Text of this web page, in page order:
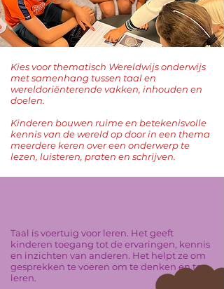
Kies voor thematisch Wereldwijs onderwijs
met samenhang tussen taal en
wereldoriënterende vakken, inhouden en
doelen.
Kinderen bouwen ruime en betekenisvolle
kennis van de wereld op door in een thema
meerdere keren over een onderwerp te
lezen, luisteren, praten en schrijven.
Taal is voertuig voor leren. Het geeft
kinderen toegang tot de ervaringen, kennis
en inzichten van anderen. Het helpt ze om
gesprekken te voeren om te denken en te
leren.